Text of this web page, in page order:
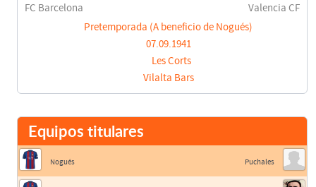
FC Barcelona
Valencia CF
Pretemporada (A beneficio de Nogués)
07.09.1941
Les Corts
Vilalta Bars
Equipos titulares
Nogués Puchales